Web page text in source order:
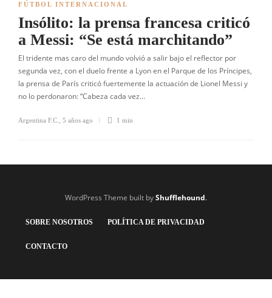
FÚTBOL INTERNACIONAL
Insólito: la prensa francesa criticó
a Messi: “Se está marchitando”
El tridente mas caro del mundo volvió a salir bajo el reflector por
segunda vez, con el duelo frente a Lyon en el Parque de los Príncipes,
la prensa de París criticó fuertemente la actuación de Lionel Messi y
no lo perdonaron: “Cabeza cada vez…
Argentina F.C. 5 años ago 1 min
WordPress Theme built byShufflehound.
SOBRE NOSOTROS POLÍTICA DE PRIVACIDAD
CONTACTO